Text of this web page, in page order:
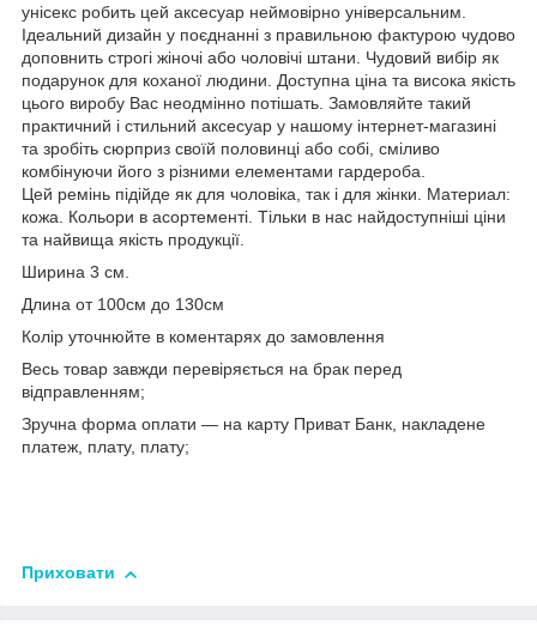
унісекс робить цей аксесуар неймовірно універсальним.
Ідеальний дизайн у поєднанні з правильною фактурою чудово
доповнить строгі жіночі або чоловічі штани. Чудовий вибір як
подарунок для коханої людини. Доступна ціна та висока якість
цього виробу Вас неодмінно потішать. Замовляйте такий
практичний і стильний аксесуар у нашому інтернет-магазині
та зробіть сюрприз своїй половинці або собі, сміливо
комбінуючи його з різними елементами гардероба.
Цей ремінь підійде як для чоловіка, так і для жінки. Материал:
кожа. Кольори в асортементі. Тільки в нас найдоступніші ціни
та найвища якість продукції.
Ширина 3 см.
Длина от 100см до 130см
Колір уточнюйте в коментарях до замовлення
Весь товар завжди перевіряється на брак перед
відправленням;
Зручна форма оплати — на карту Приват Банк, накладене
платеж, плату, плату;
Приховати